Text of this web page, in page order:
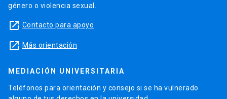
género o violencia sexual.
launch Contacto para apoyo
launch Más orientación
MEDIACIÓN UNIVERSITARIA
Teléfonos para orientación y consejo si se ha vulnerado